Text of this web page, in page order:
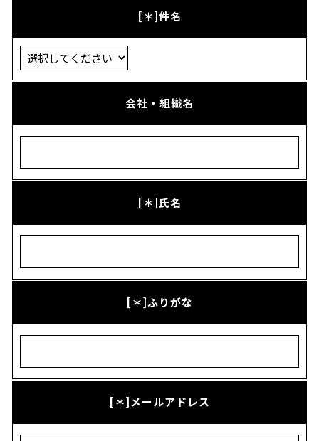
[＊]件名
会社・組織名
[＊]氏名
[＊]ふりがな
[＊]メールアドレス